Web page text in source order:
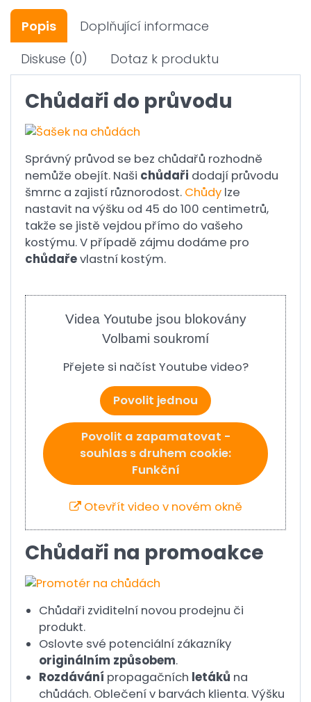
Popis
Doplňující informace
Diskuse (0) Dotaz k produktu
Chůdaři do průvodu
Správný průvod se bez chůdařů rozhodně
nemůže obejít. Naši chůdaři dodají průvodu
šmrnc a zajistí různorodost. Chůdy lze
nastavit na výšku od 45 do 100 centimetrů,
takže se jistě vejdou přímo do vašeho
kostýmu. V případě zájmu dodáme pro
chůdařevlastní kostým.
Videa Youtube jsou blokovány
Volbami soukromí
Přejete si načíst Youtube video?
Povolit jednou
Povolit a zapamatovat -
souhlas s druhem cookie:
Funkční
Otevřít video v novém okně
Chůdaři na promoakce
Chůdaři zviditelní novou prodejnu či
produkt.
Oslovte své potenciální zákazníky
originálním způsobem.
Rozdávání propagačních letáků na
chůdách. Oblečení v barvách klienta. Výšku